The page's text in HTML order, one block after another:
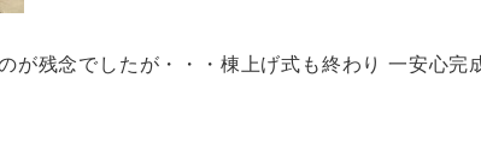
が残念でしたが・・・棟上げ式も終わり 一安心